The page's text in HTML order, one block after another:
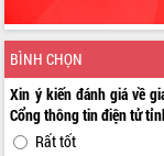
BÌNH CHỌN
Xin ý kiến đánh giá về
Cổng thông tin điện tử
Rất tốt